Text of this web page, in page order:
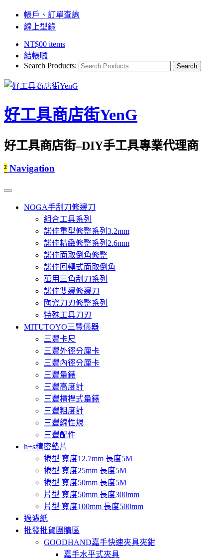
帳戶、訂單查詢
線上型錄
NT$00 items
結帳囉
Search Products:
好工具商店街YenG
好工具商店街–DIY手工具專業代理商
² Navigation
NOGA手刮刀修邊刀
組合工具系列
諾佳重型修整系列3.2mm
諾佳精緻修整系列2.6mm
諾佳面取倒角修整
諾佳回轉式面取倒角
萬用三角刮刀系列
諾佳雙邊修邊刀
陶瓷刀刃修整系列
特殊工具刀刃
MITUTOYO三豐儀器
三豐卡尺
三豐外徑分厘卡
三豐內徑分厘卡
三豐量錶
三豐高度計
三豐槓桿式量錶
三豐粗度計
三豐線性規
三豐配件
h+s精密墊片
捲型 寬度12.7mm 長度5M
捲型 寬度25mm 長度5M
捲型 寬度50mm 長度5M
片型 寬度50mm 長度300mm
片型 寬度100mm 長度500mm
過濾紙
批發批貨團購區
GOODHAND嘉手快速夾具夾鉗
嘉手水平式夾具